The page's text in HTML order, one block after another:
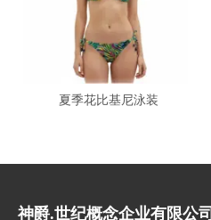
夏季花比基尼泳装
神爵.世纪概念企业有限公司